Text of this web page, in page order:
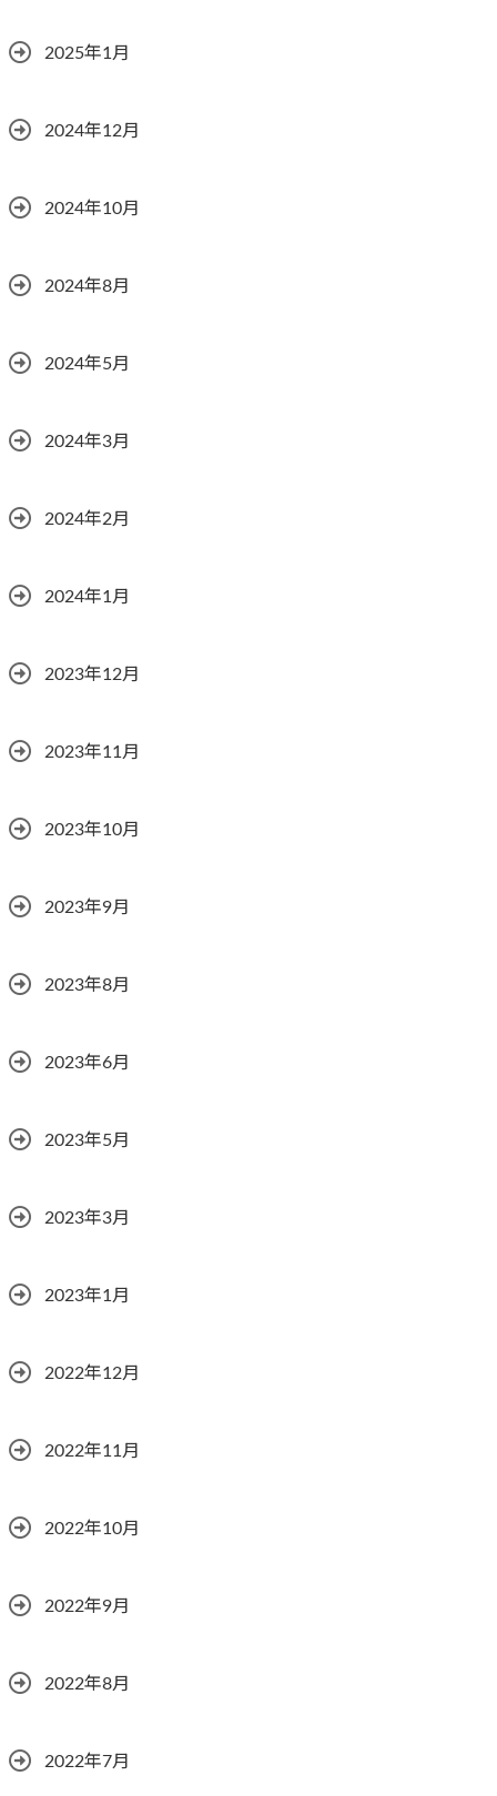
2025年1月
2024年12月
2024年10月
2024年8月
2024年5月
2024年3月
2024年2月
2024年1月
2023年12月
2023年11月
2023年10月
2023年9月
2023年8月
2023年6月
2023年5月
2023年3月
2023年1月
2022年12月
2022年11月
2022年10月
2022年9月
2022年8月
2022年7月